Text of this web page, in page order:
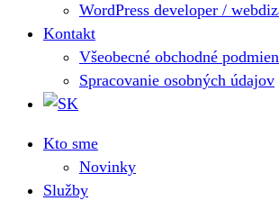
WordPress developer /
Kontakt
Všeobecné obchodné
Spracovanie osobných údajov
Kto sme
Novinky
Služby